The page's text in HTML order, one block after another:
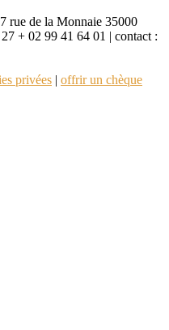
rue de la Monnaie 35000
+ 02 99 41 64 01 | contact :
privées | offrir un chèque